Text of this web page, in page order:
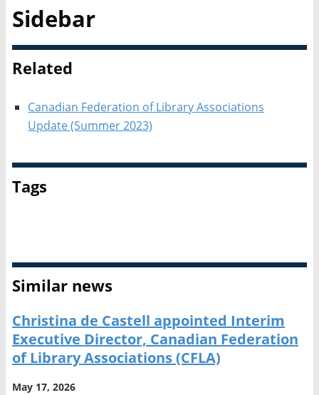
Sidebar
Related
Canadian Federation of Library Associations
Update (Summer 2023)
Tags
Similar news
Christina de Castell appointed Interim
Executive Director, Canadian Federation
of Library Associations (CFLA)
May 17, 2026